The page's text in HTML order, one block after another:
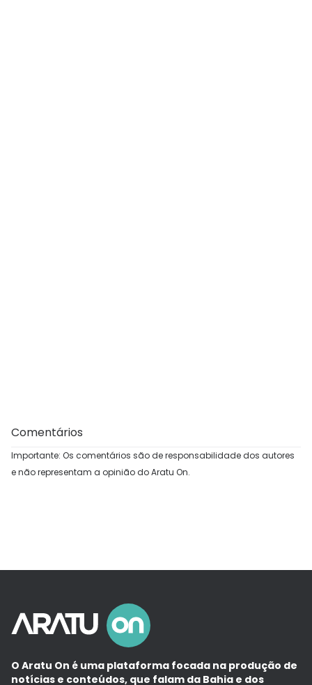
Comentários
Importante: Os comentários são de responsabilidade dos autores
e não representam a opinião do Aratu On.
O Aratu On é uma plataforma focada na produção de
notícias e conteúdos, que falam da Bahia e dos